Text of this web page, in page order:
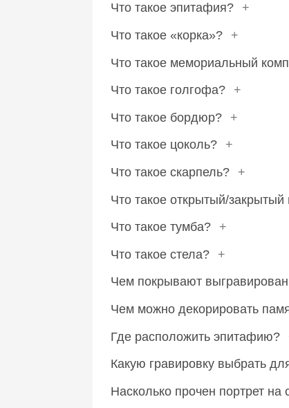
Что такое эпитафия?
+
Что такое «корка»?
+
Что такое мемориальный
Что такое голгофа?
+
Что такое бордюр?
+
Что такое цоколь?
+
Что такое скарпель?
+
Что такое открытый/закрытый
Что такое тумба?
+
Что такое стела?
+
Чем покрывают
Чем можно декорировать
Где расположить эпитафию?
Какую гравировку выбрать
Насколько прочен портрет на